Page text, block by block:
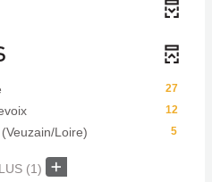
27
12
5
Loire)
(1)